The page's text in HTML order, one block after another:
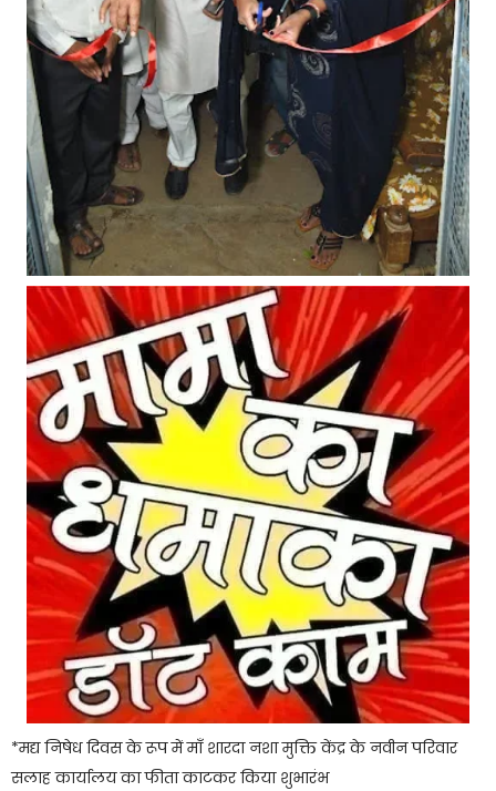
*मद्य निषेध दिवस के रूप में माँ शारदा नशा मुक्ति केंद्र के नवीन परिवार
सलाह कार्यालय का फीता काटकर किया शुभारंभ